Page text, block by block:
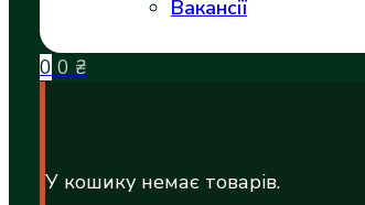
Вакансії
0 0 ₴
У кошику немає товарів.